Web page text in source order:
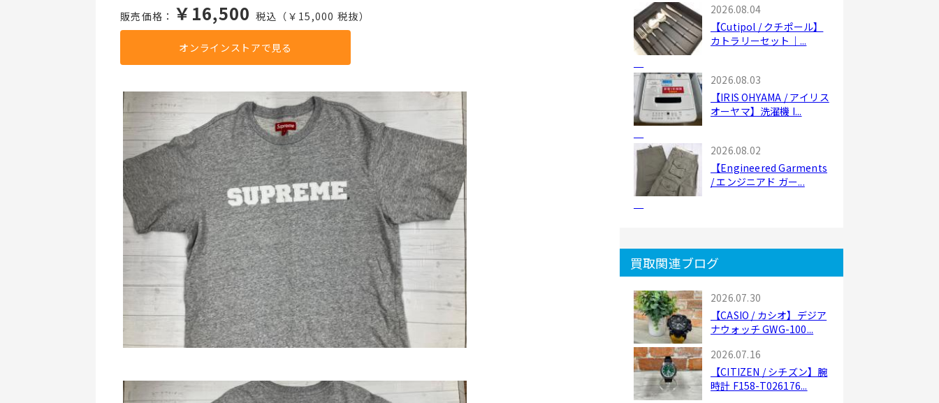
販売価格： ￥16,500 税込（￥15,000 税抜）
オンラインストアで見る
2026.08.04
【Cutipol / クチポール】
カトラリーセット｜...
2026.08.03
【IRIS OHYAMA / アイリス
オーヤマ】洗濯機 I...
2026.08.02
【Engineered Garments
/ エンジニアド ガー...
買取関連ブログ
2026.07.30
【CASIO / カシオ】デジア
ナウォッチ GWG-100...
2026.07.16
【CITIZEN / シチズン】腕
時計 F158-T026176...